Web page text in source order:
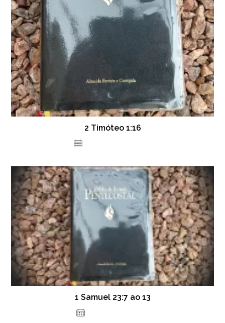
2 Timóteo 1:16
1 Samuel 23:7 ao 13